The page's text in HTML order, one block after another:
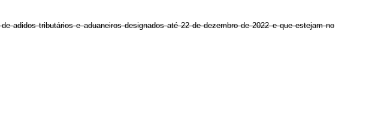
tributários e aduaneiros designados até 22 de dezembro de 2022 e que estejam no